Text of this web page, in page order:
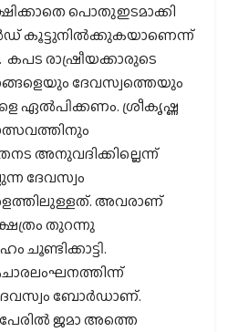
പൊതുഇടമാക്കി
കൂട്ടുനില്‍ക്കുകയാണെന്ന്
രാഷ്രീയക്കാരുടെ
ദേവസ്വത്തെയും
ഏല്‍പിക്കണം. ശ്രീകൃഷ്ണ
അനുവദിക്കില്ലെന്ന്
ദേവസ്വം
അവരാണ്
തുറന്നു
ബോര്‍ഡാണ്.
ജമാ അത്തെ